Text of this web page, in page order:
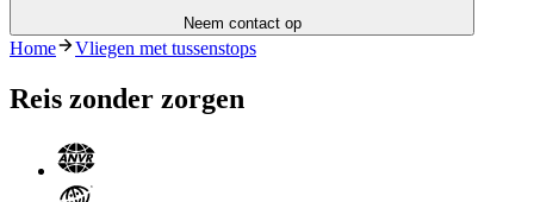
Neem contact op
Home Vliegen met tussenstops
Reis zonder zorgen